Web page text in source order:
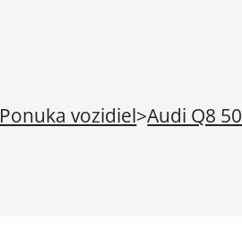
Ponuka vozidiel>Audi Q8